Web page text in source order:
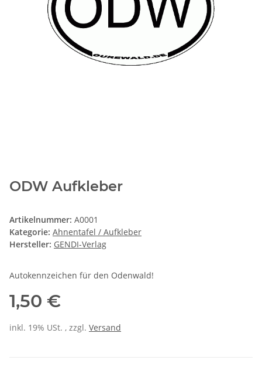
ODW Aufkleber
Artikelnummer: A0001
Kategorie: Ahnentafel / Aufkleber
Hersteller: GENDI-Verlag
Autokennzeichen für den Odenwald!
1,50 €
inkl. 19% USt. , zzgl. Versand